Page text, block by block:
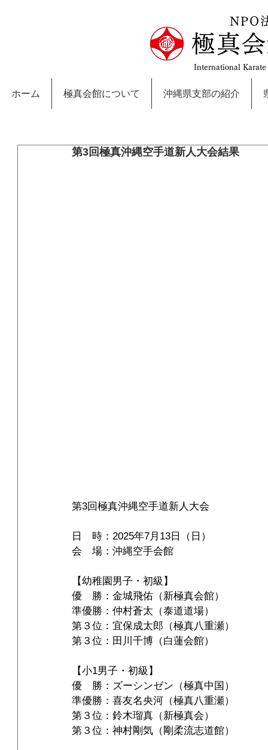
NPO
極真
International
ホーム 極真会館について 沖縄県支部の紹介
第3回極真沖縄空手道新人大会結果
第3回極真沖縄空手道新人大会
日　時：2025年7月13日（日）
会　場：沖縄空手会館
【幼稚園男子・初級】
優　勝：金城飛佑（新極真会館）
準優勝：仲村蒼太（泰道道場）
第３位：宜保成太郎（極真八重瀬）
第３位：田川千博（白蓮会館）
【小1男子・初級】
優　勝：ズーシンゼン（極真中国）
準優勝：喜友名央河（極真八重瀬）
第３位：鈴木瑠真（新極真会）
第３位：神村剛気（剛柔流志道館）